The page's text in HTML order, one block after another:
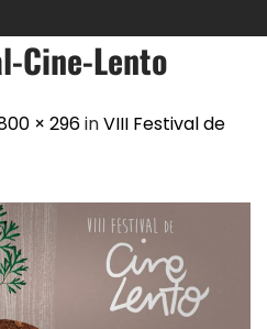
Cine-Lento
× 296inVIII Festival de